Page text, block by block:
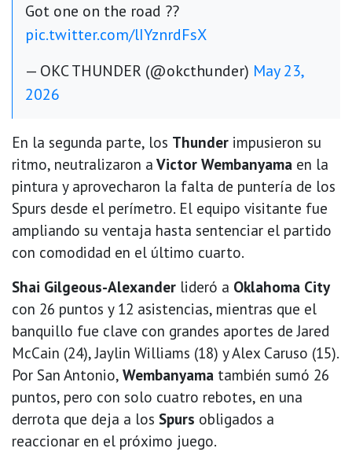
Got one on the road ??
pic.twitter.com/lIYznrdFsX
— OKC THUNDER (@okcthunder) May 23,
2026
En la segunda parte, los Thunder impusieron su
ritmo, neutralizaron a Victor Wembanyama en la
pintura y aprovecharon la falta de puntería de los
Spurs desde el perímetro. El equipo visitante fue
ampliando su ventaja hasta sentenciar el partido
con comodidad en el último cuarto.
Shai Gilgeous-Alexander lideró a Oklahoma City
con 26 puntos y 12 asistencias, mientras que el
banquillo fue clave con grandes aportes de Jared
McCain (24), Jaylin Williams (18) y Alex Caruso (15).
Por San Antonio, Wembanyama también sumó 26
puntos, pero con solo cuatro rebotes, en una
derrota que deja a los Spurs obligados a
reaccionar en el próximo juego.